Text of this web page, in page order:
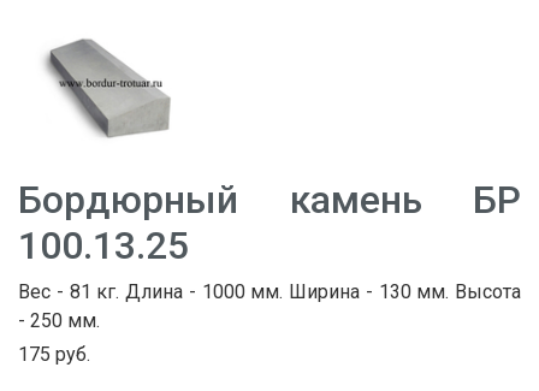
Бордюрный камень БР
100.13.25
Вес - 81 кг. Длина - 1000 мм. Ширина - 130 мм. Высота
- 250 мм.
175 руб.